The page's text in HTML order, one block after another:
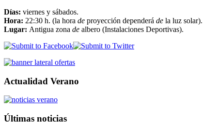
Días: viernes y sábados.
Hora: 22:30 h. (la hora de proyección dependerá de la luz solar).
Lugar: Antigua zona de albero (Instalaciones Deportivas).
Actualidad Verano
Últimas noticias